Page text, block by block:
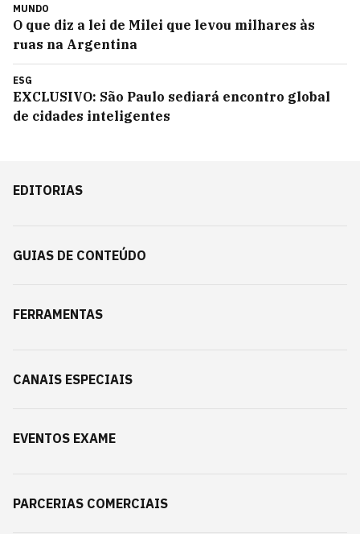
MUNDO
O que diz a lei de Milei que levou milhares às
ruas na Argentina
ESG
EXCLUSIVO: São Paulo sediará encontro global
de cidades inteligentes
EDITORIAS
GUIAS DE CONTEÚDO
FERRAMENTAS
CANAIS ESPECIAIS
EVENTOS EXAME
PARCERIAS COMERCIAIS